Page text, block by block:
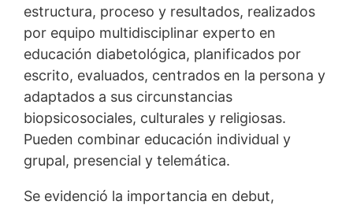
estructura, proceso y resultados, realizados
por equipo multidisciplinar experto en
educación diabetológica, planificados por
escrito, evaluados, centrados en la persona y
adaptados a sus circunstancias
biopsicosociales, culturales y religiosas.
Pueden combinar educación individual y
grupal, presencial y telemática.
Se evidenció la importancia en debut,